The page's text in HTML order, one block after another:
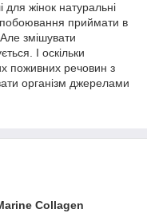
для жінок натуральні
побоювання приймати в
змішувати
І оскільки
поживних речовин з
організм джерелами
Collagen